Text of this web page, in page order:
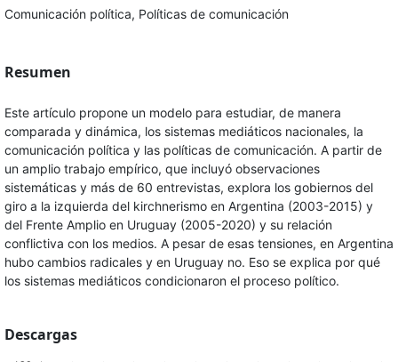
Comunicación política, Políticas de comunicación
Resumen
Este artículo propone un modelo para estudiar, de manera
comparada y dinámica, los sistemas mediáticos nacionales, la
comunicación política y las políticas de comunicación. A partir de
un amplio trabajo empírico, que incluyó observaciones
sistemáticas y más de 60 entrevistas, explora los gobiernos del
giro a la izquierda del kirchnerismo en Argentina (2003-2015) y
del Frente Amplio en Uruguay (2005-2020) y su relación
conflictiva con los medios. A pesar de esas tensiones, en Argentina
hubo cambios radicales y en Uruguay no. Eso se explica por qué
los sistemas mediáticos condicionaron el proceso político.
Descargas